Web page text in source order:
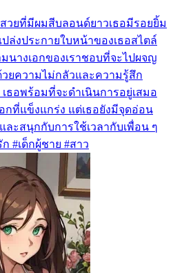
สวยที่มีผมสีบลอนด์ยาวเธอมีรอยยิ้ม
ล่งประกายใบหน้าของเธอสไตล์
นางเอกของเราชอบที่จะไปผจญ
ยความไม่กลัวและความรู้สึก
ธอพร้อมที่จะดำเนินการอยู่เสมอ
กที่แข็งแกร่ง แต่เธอยังมีจุดอ่อน
ะสนุกกับการใช้เวลากับเพื่อน ๆ
#เด็กผู้ชาย #สาว